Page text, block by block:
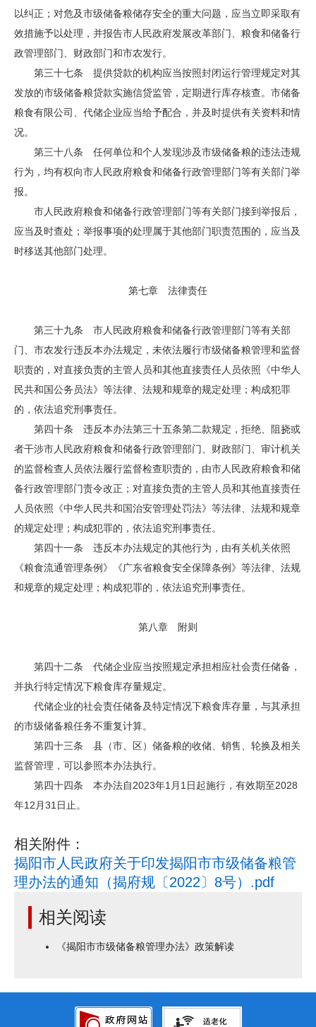
以纠正；对危及市级储备粮储存安全的重大问题，应当立即采取有
效措施予以处理，并报告市人民政府发展改革部门、粮食和储备行
政管理部门、财政部门和市农发行。
第三十七条 提供贷款的机构应当按照封闭运行管理规定对其
发放的市级储备粮贷款实施信贷监管，定期进行库存核查。市储备
粮食有限公司、代储企业应当给予配合，并及时提供有关资料和情
况。
第三十八条 任何单位和个人发现涉及市级储备粮的违法违规
行为，均有权向市人民政府粮食和储备行政管理部门等有关部门举
报。
市人民政府粮食和储备行政管理部门等有关部门接到举报后，
应当及时查处；举报事项的处理属于其他部门职责范围的，应当及
时移送其他部门处理。
第七章 法律责任
第三十九条 市人民政府粮食和储备行政管理部门等有关部
门、市农发行违反本办法规定，未依法履行市级储备粮管理和监督
职责的，对直接负责的主管人员和其他直接责任人员依照《中华人
民共和国公务员法》等法律、法规和规章的规定处理；构成犯罪
的，依法追究刑事责任。
第四十条 违反本办法第三十五条第二款规定，拒绝、阻挠或
者干涉市人民政府粮食和储备行政管理部门、财政部门、审计机关
的监督检查人员依法履行监督检查职责的，由市人民政府粮食和储
备行政管理部门责令改正；对直接负责的主管人员和其他直接责任
人员依照《中华人民共和国治安管理处罚法》等法律、法规和规章
的规定处理；构成犯罪的，依法追究刑事责任。
第四十一条 违反本办法规定的其他行为，由有关机关依照
《粮食流通管理条例》《广东省粮食安全保障条例》等法律、法规
和规章的规定处理；构成犯罪的，依法追究刑事责任。
第八章 附则
第四十二条 代储企业应当按照规定承担相应社会责任储备，
并执行特定情况下粮食库存量规定。
代储企业的社会责任储备及特定情况下粮食库存量，与其承担
的市级储备粮任务不重复计算。
第四十三条 县（市、区）储备粮的收储、销售、轮换及相关
监督管理，可以参照本办法执行。
第四十四条 本办法自2023年1月1日起施行，有效期至2028
年12月31日止。
相关附件：
揭阳市人民政府关于印发揭阳市市级储备粮管
理办法的通知（揭府规〔2022〕8号）.pdf
相关阅读
《揭阳市市级储备粮管理办法》政策解读